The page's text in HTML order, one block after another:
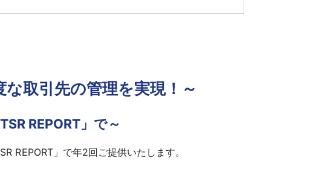
取引先の管理を実現！～
REPORT」で～
REPORT」で年2回ご提供いたします。